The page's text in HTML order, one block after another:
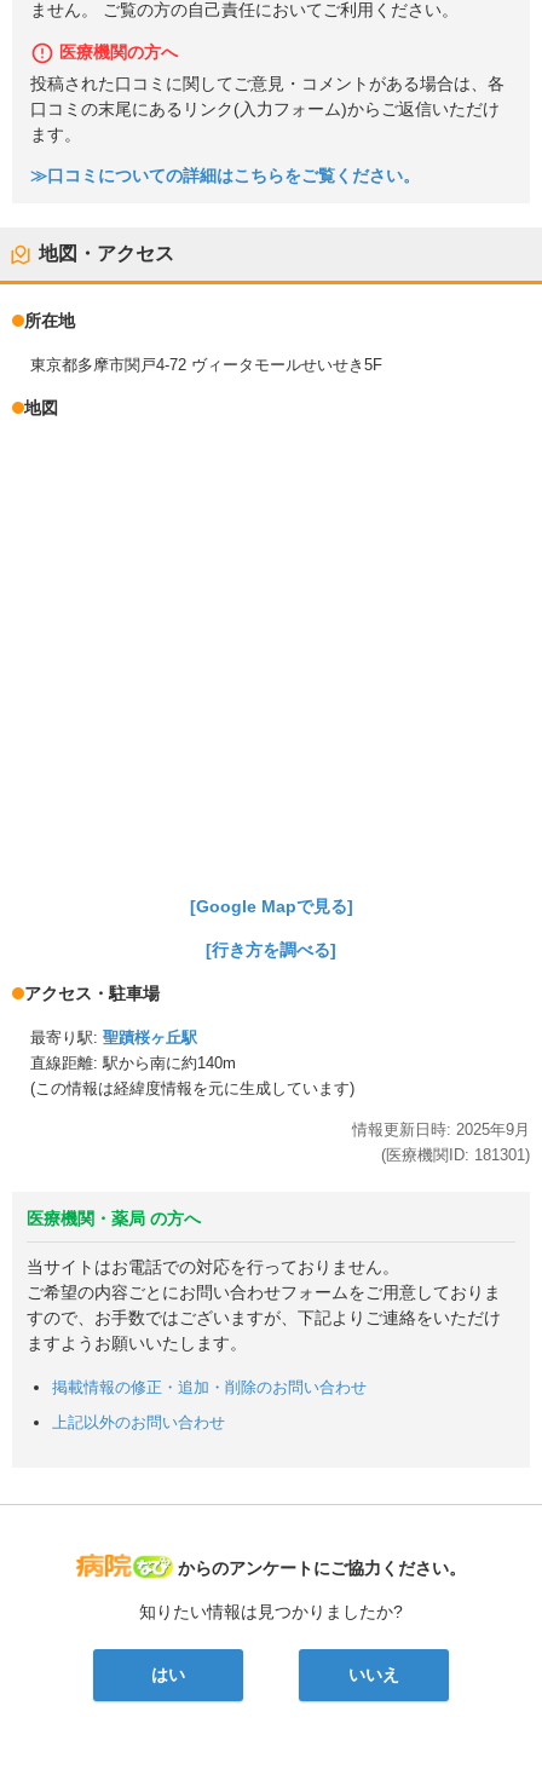
ません。 ご覧の方の自己責任においてご利用ください。
医療機関の方へ
投稿された口コミに関してご意見・コメントがある場合は、各
口コミの末尾にあるリンク(入力フォーム)からご返信いただけ
ます。
≫口コミについての詳細はこちらをご覧ください。
地図・アクセス
所在地
東京都多摩市関戸4-72 ヴィータモールせいせき5F
地図
[Google Mapで見る]
[行き方を調べる]
アクセス・駐車場
最寄り駅: 聖蹟桜ヶ丘駅
直線距離: 駅から南に約140m
(この情報は経緯度情報を元に生成しています)
情報更新日時: 2025年9月
(医療機関ID: 181301)
医療機関・薬局 の方へ
当サイトはお電話での対応を行っておりません。
ご希望の内容ごとにお問い合わせフォームをご用意しておりま
すので、お手数ではございますが、下記よりご連絡をいただけ
ますようお願いいたします。
掲載情報の修正・追加・削除のお問い合わせ
上記以外のお問い合わせ
病院なび
からのアンケートにご協力ください。
知りたい情報は見つかりましたか?
はい いいえ